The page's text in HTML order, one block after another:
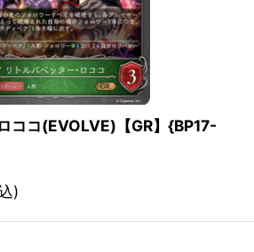
ココ(EVOLVE)【GR】{BP17-
)